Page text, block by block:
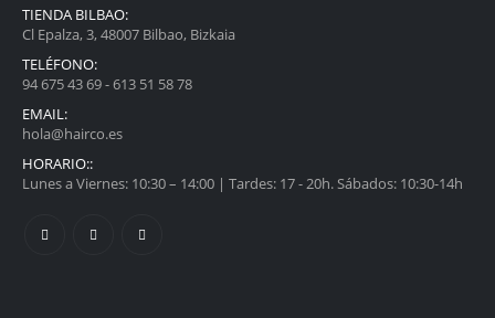
TIENDA BILBAO:
Cl Epalza, 3, 48007 Bilbao, Bizkaia
TELÉFONO:
94 675 43 69 - 613 51 58 78
EMAIL:
hola@hairco.es
HORARIO::
Lunes a Viernes: 10:30 – 14:00 | Tardes: 17 - 20h. Sábados: 10:30-14h